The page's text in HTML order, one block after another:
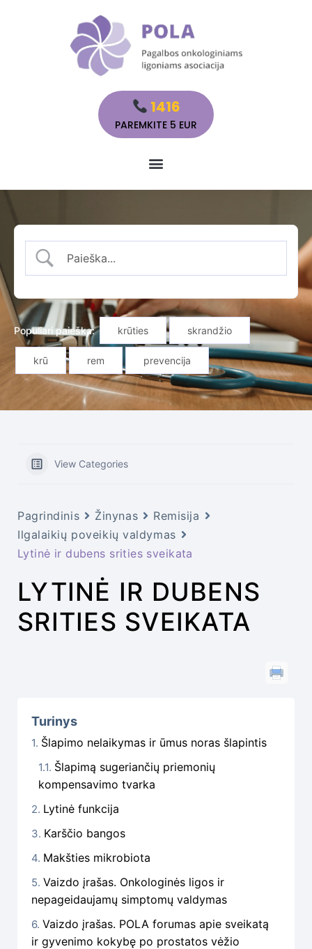
1416
PAREMKITE 5 EUR
Populiari paieška: krūties skrandžio
krū rem prevencija
View Categories
Pagrindinis Žinynas
Remisija
Ilgalaikių poveikių valdymas
Lytinė ir dubens srities sveikata
LYTINĖ IR DUBENS
SRITIES SVEIKATA
Turinys
Šlapimo nelaikymas ir ūmus noras šlapintis
Šlapimą sugeriančių priemonių
kompensavimo tvarka
Lytinė funkcija
Karščio bangos
Makšties mikrobiota
Vaizdo įrašas. Onkologinės ligos ir
nepageidaujamų simptomų valdymas
Vaizdo įrašas. POLA forumas apie sveikatą
ir gyvenimo kokybę po prostatos vėžio